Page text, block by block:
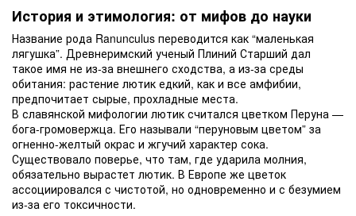
История и этимология: от мифов до науки
Название рода Ranunculus переводится как “маленькая
лягушка”. Древнеримский ученый Плиний Старший дал
такое имя не из-за внешнего сходства, а из-за среды
обитания: растение лютик едкий, как и все амфибии,
предпочитает сырые, прохладные места.
В славянской мифологии лютик считался цветком Перуна —
бога-громовержца. Его называли “перуновым цветом” за
огненно-желтый окрас и жгучий характер сока.
Существовало поверье, что там, где ударила молния,
обязательно вырастет лютик. В Европе же цветок
ассоциировался с чистотой, но одновременно и с безумием
из-за его токсичности.